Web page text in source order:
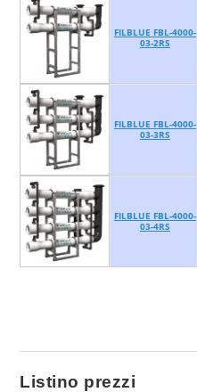
FILBLUE FBL-4000-
03-2RS
FILBLUE FBL-4000-
03-3RS
FILBLUE FBL-4000-
03-4RS
Listino prezzi